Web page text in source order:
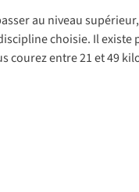
au niveau
choisie. Il existe
courez entre 21 et 49